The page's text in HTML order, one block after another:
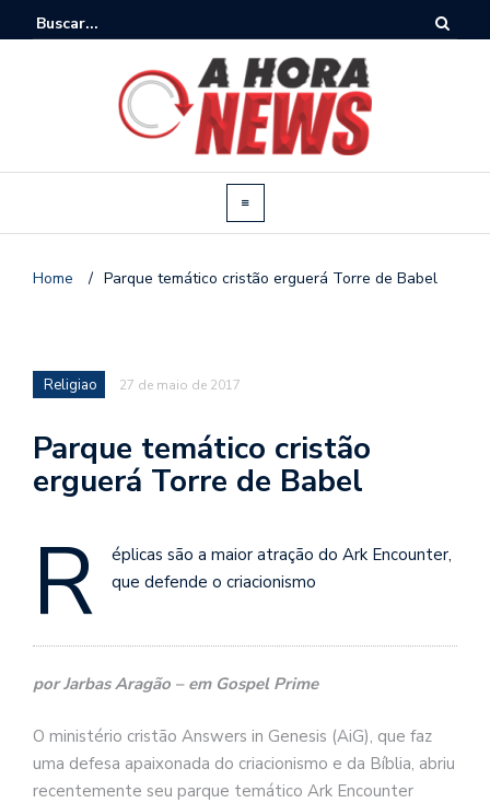
Home / Parque temático cristão erguerá Torre de Babel
Religiao 27 de maio de 2017
Parque temático cristão
erguerá Torre de Babel
R
éplicas são a maior atração do Ark Encounter,
que defende o criacionismo
por Jarbas Aragão – em Gospel Prime
O ministério cristão Answers in Genesis (AiG), que faz
uma defesa apaixonada do criacionismo e da Bíblia, abriu
recentemente seu parque temático Ark Encounter